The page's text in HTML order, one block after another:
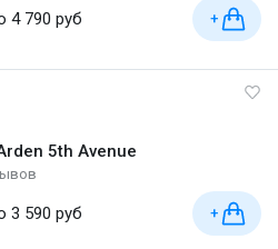
4 790 руб +
5th Avenue
3 590 руб +